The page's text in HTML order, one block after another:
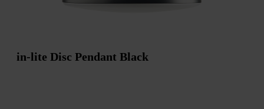
in-lite Disc Pendant Black